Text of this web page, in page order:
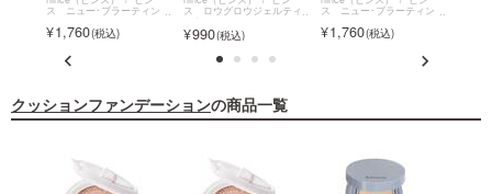
ス ニュー･ブラーティント
1,760
ス ロウグロウジェルティ
ント ミニ
990
ス ニュー･ブラーティント
1,760
クッションファンデーションの商品一覧